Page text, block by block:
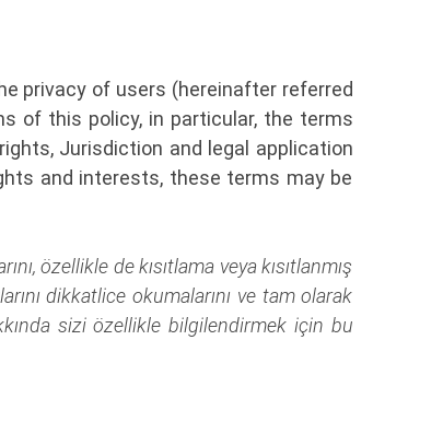
privacy of users (hereinafter referred
of this policy, in particular, the terms
Jurisdiction and legal application
and interests, these terms may be
özellikle de kısıtlama veya kısıtlanmış
dikkatlice okumalarını ve tam olarak
sizi özellikle bilgilendirmek için bu